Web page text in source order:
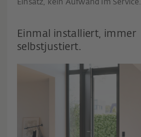
Einsatz, kein Aufwand im Service.
Einmal installiert, immer
selbstjustiert.